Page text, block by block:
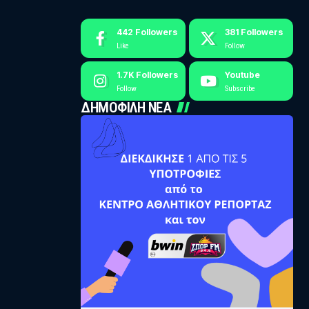
442 Followers
Like
381 Followers
Follow
1.7K Followers
Follow
Youtube
Subscribe
ΔΗΜΟΦΙΛΗ ΝΕΑ